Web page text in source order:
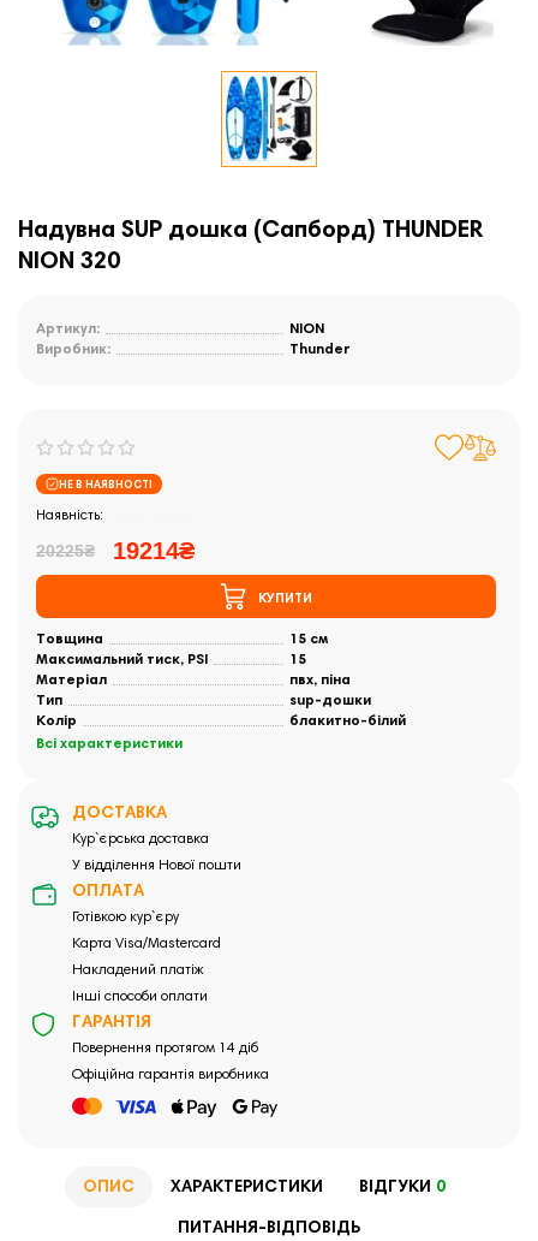
Надувна SUP дошка (Сапборд) THUNDER
NION 320
Артикул:
NION
Виробник:
Thunder
НЕ В НАЯВНОСТІ
20225₴ 19214₴
КУПИТИ
Товщина
15 см
Максимальний тиск, PSI
15
Матеріал
пвх, піна
Тип
sup-дошки
Колір
блакитно-білий
Всі характеристики
ДОСТАВКА
Кур`єрська доставка
У відділення Нової пошти
ОПЛАТА
Готівкою кур`єру
Карта Visa/Mastercard
Накладений платіж
Інші способи оплати
ГАРАНТІЯ
Повернення протягом 14 діб
Офіційна гарантія виробника
ОПИС ХАРАКТЕРИСТИКИ ВІДГУКИ 0
ПИТАННЯ-ВІДПОВІДЬ